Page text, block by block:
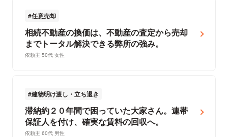
任意売却
相続不動産の換価は、不動産の査定から売却
までトータル解決できる弊所の強み。
依頼主 50代 女性
建物明け渡し・立ち退き
滞納約２０年間で困っていた大家さん。連帯
保証人を付け、確実な賃料の回収へ。
依頼主 60代 男性